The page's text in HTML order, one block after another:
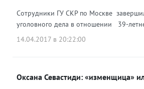
Сотрудники ГУ СКР по Москве
уголовного дела в отношении 39-
14.04.2017 в 20:22:00
Оксана Севастиди: «изменщица»